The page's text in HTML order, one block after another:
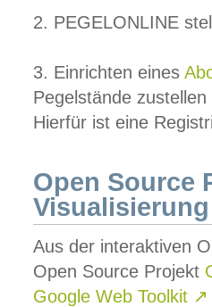
2. PEGELONLINE
3. Einrichten eines
Pegelstände
Hierfür ist eine
Open Source
Visualisierung
Aus der interaktiven
Open Source Projekt
Google Web Toolkit ↗